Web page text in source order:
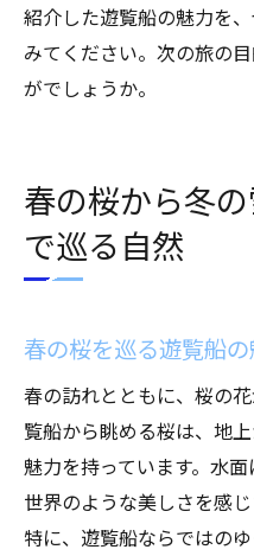
紹介した遊覧船の魅力を
みてください。次の旅の
がでしょうか。
春の桜から冬
で巡る自然
春の桜を巡る遊覧船
春の訪れとともに、桜の
覧船から眺める桜は、地
魅力を持っています。水
世界のような美しさを感
特に、遊覧船ならではの